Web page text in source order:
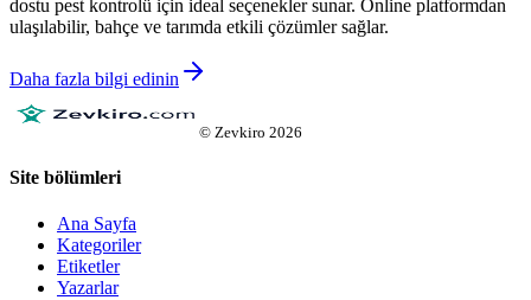
dostu pest kontrolü için ideal seçenekler sunar. Online platformdan
ulaşılabilir, bahçe ve tarımda etkili çözümler sağlar.
Daha fazla bilgi edinin
© Zevkiro 2026
Site bölümleri
Ana Sayfa
Kategoriler
Etiketler
Yazarlar